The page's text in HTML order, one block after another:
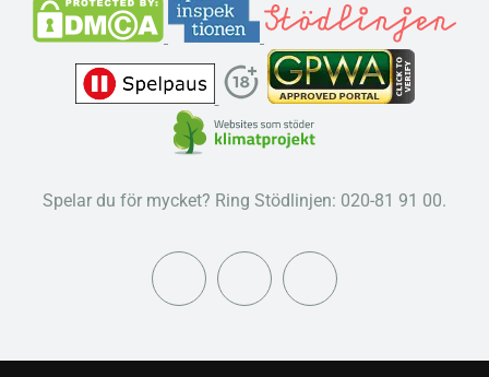
Spelar du för mycket? Ring Stödlinjen: 020-81 91 00.